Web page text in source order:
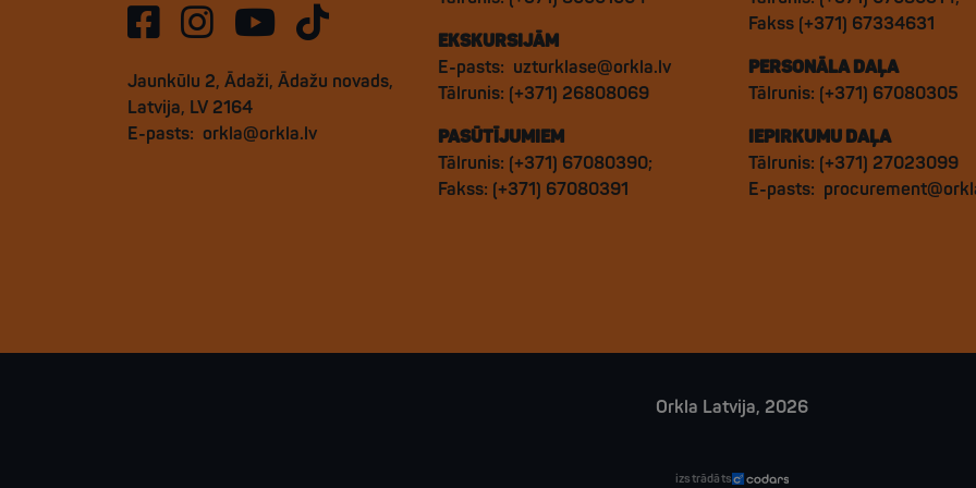
Jaunkūlu 2, Ādaži, Ādažu novads,
Latvija, LV 2164
E-pasts: orkla@orkla.lv
EKSKURSIJĀM
E-pasts: uzturklase@orkla.lv
Tālrunis: (+371) 26808069
PASŪTĪJUMIEM
Tālrunis: (+371) 67080390;
Fakss: (+371) 67080391
Fakss (+371) 67334631
PERSONĀLA DAĻA
Tālrunis: (+371) 67080305
IEPIRKUMU DAĻA
Tālrunis: (+371) 27023099
E-pasts:
Orkla Latvija, 2026
izstrādāts